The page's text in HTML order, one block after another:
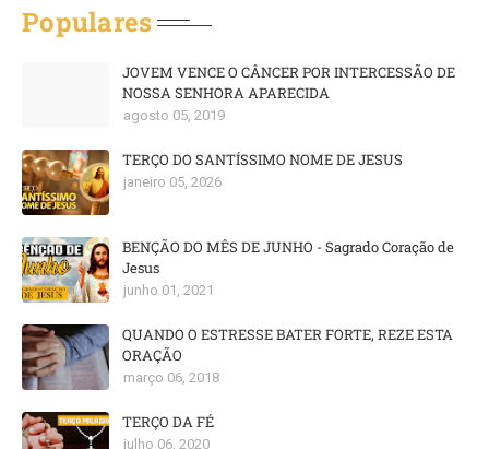
Populares
JOVEM VENCE O CÂNCER POR INTERCESSÃO DE
NOSSA SENHORA APARECIDA
agosto 05, 2019
TERÇO DO SANTÍSSIMO NOME DE JESUS
janeiro 05, 2026
BENÇÃO DO MÊS DE JUNHO - Sagrado Coração de
Jesus
junho 01, 2021
QUANDO O ESTRESSE BATER FORTE, REZE ESTA
ORAÇÃO
março 06, 2018
TERÇO DA FÉ
julho 06, 2020